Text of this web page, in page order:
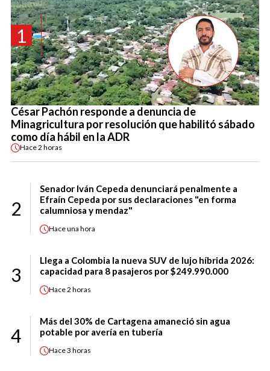
1
César Pachón responde a denuncia de
Minagricultura por resolución que habilitó sábado
como día hábil en la ADR
Hace2 horas
2
Senador Iván Cepeda denunciará penalmente a
Efraín Cepeda por sus declaraciones "en forma
calumniosa y mendaz"
Haceuna hora
3
Llega a Colombia la nueva SUV de lujo híbrida 2026:
capacidad para 8 pasajeros por $249.990.000
Hace2 horas
4
Más del 30% de Cartagena amaneció sin agua
potable por avería en tubería
Hace3 horas